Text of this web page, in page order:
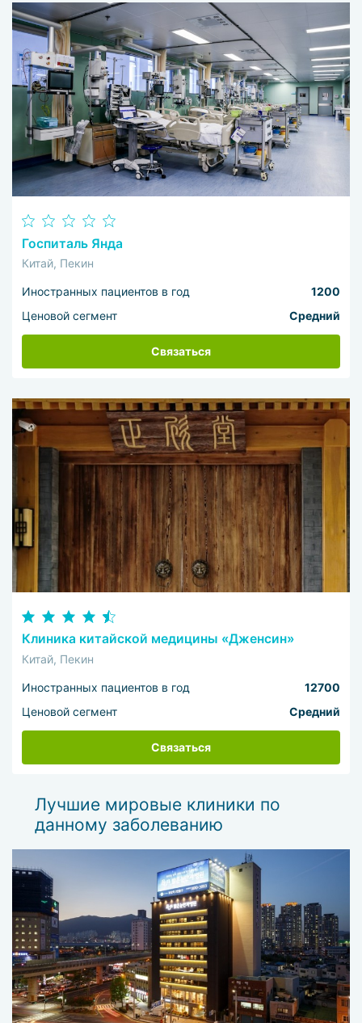
Госпиталь Янда
Китай, Пекин
Иностранных пациентов в год
1200
Ценовой сегмент
Средний
Связаться
Клиника китайской медицины «Дженсин»
Китай, Пекин
Иностранных пациентов в год
12700
Ценовой сегмент
Средний
Связаться
Лучшие мировые клиники по
данному заболеванию